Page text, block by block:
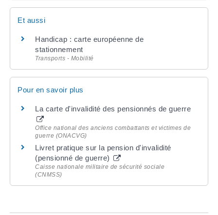
Et aussi
Handicap : carte européenne de
stationnement
Transports - Mobilité
Pour en savoir plus
La carte d'invalidité des pensionnés de guerre
Office national des anciens combattants et victimes de
guerre (ONACVG)
Livret pratique sur la pension d'invalidité
(pensionné de guerre)
Caisse nationale militaire de sécurité sociale
(CNMSS)